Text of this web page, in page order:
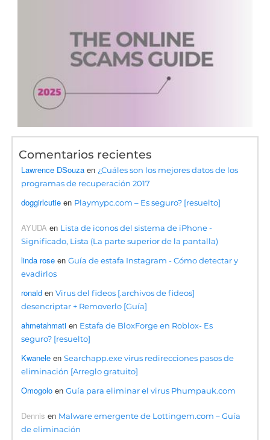
Comentarios recientes
Lawrence DSouza en ¿Cuáles son los mejores datos de los
programas de recuperación 2017
doggirlcutie en Playmypc.com – Es seguro? [resuelto]
AYUDA en Lista de iconos del sistema de iPhone -
Significado, Lista (La parte superior de la pantalla)
linda rose enGuía de estafa Instagram - Cómo detectar y
evadirlos
ronald enVirus del fideos [.archivos de fideos]
desencriptar + Removerlo [Guía]
ahmetahmati en Estafa de BloxForge en Roblox- Es
seguro? [resuelto]
Kwanele enSearchapp.exe virus redirecciones pasos de
eliminación [Arreglo gratuito]
Omogolo enGuía para eliminar el virus Phumpauk.com
Dennis en Malware emergente de Lottingem.com – Guía
de eliminación